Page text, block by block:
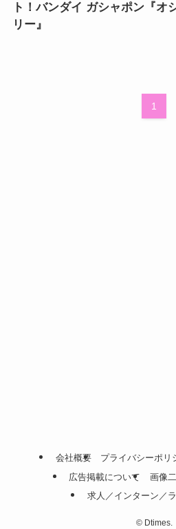
ト！バンダイ ガシャポン『オ
リー』
1
会社概要 プライバシーポリ
広告掲載について
画像
求人／インターン／
©Dtimes.